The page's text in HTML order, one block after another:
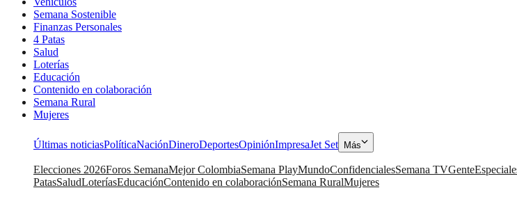
Semana Sostenible
Finanzas Personales
4 Patas
Salud
Loterías
Educación
Contenido en colaboración
Semana Rural
Mujeres
Últimas noticiasPolíticaNaciónDineroDeportesOpiniónImpresaJet Set Más
Elecciones 2026Foros SemanaMejor ColombiaSemana PlayMundoConfidencialesSemana TVGente
PatasSaludLoteríasEducaciónContenido en colaboraciónSemana RuralMujeres